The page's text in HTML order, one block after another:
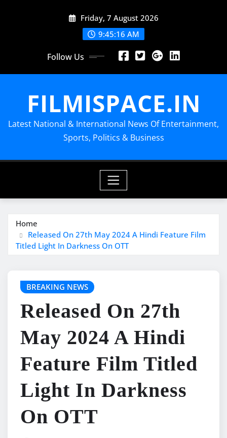
Friday, 7 August 2026
9:45:17 AM
Follow Us
FILMISPACE.IN
Latest National & International News Of Entertainment,
Sports, Politics & Business
Home
Released On 27th May 2024 A Hindi Feature Film
Titled Light In Darkness On OTT
BREAKING NEWS
Released On 27th
May 2024 A Hindi
Feature Film Titled
Light In Darkness
On OTT